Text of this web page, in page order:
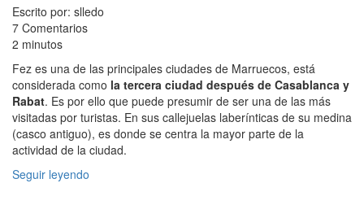
Escrito por: slledo
7 Comentarios
2 minutos
Fez es una de las principales ciudades de Marruecos, está
considerada como la tercera ciudad después de Casablanca y
Rabat. Es por ello que puede presumir de ser una de las más
visitadas por turistas. En sus callejuelas laberínticas de su medina
(casco antiguo), es donde se centra la mayor parte de la
actividad de la ciudad.
Seguir leyendo